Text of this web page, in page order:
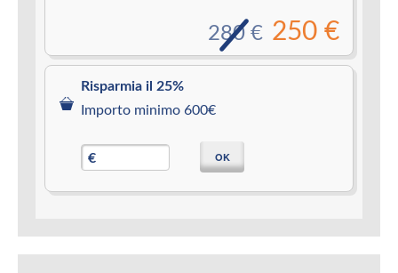
250 €
280 €
Risparmia il 25%
Importo minimo 600€
€ OK